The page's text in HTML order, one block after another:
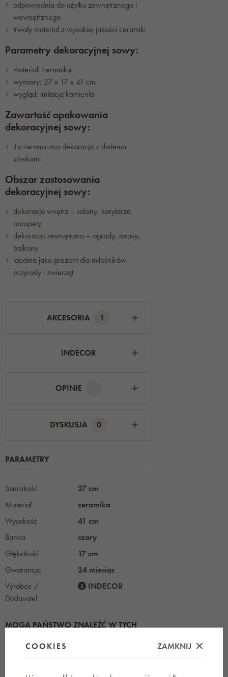
odpowiednia do użytku zewnętrznego i
wewnętrznego
trwały materiał z wysokiej jakości ceramiki
Parametry dekoracyjnej sowy:
materiał: ceramika
wymiary: 27 x 17 x 41 cm
wygląd: imitacja kamienia
Zawartość opakowania
dekoracyjnej sowy:
1x ceramiczna dekoracja z dwiema
sówkami
Obszar zastosowania
dekoracyjnej sowy:
dekoracja wnętrz – salony, korytarze,
parapety
dekoracja zewnętrzna – ogrody, tarasy,
balkony
idealna jako prezent dla miłośników
przyrody i zwierząt
AKCESORIA 1
INDECOR
OPINIE
DYSKUSJA 0
PARAMETRY
Szerokość
27 cm
Materiał
ceramika
Wysokość
41 cm
Barwa
szary
Głębokość
17 cm
Gwarancja
24 miesiąc
Výrobce /
Dodavatel
INDECOR
MOGĄ PAŃSTWO ZNALEŹĆ W TYCH
COOKIES ZAMKNIJ